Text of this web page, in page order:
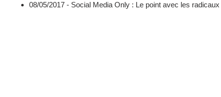
08/05/2017 - Social Media Only : Le point avec les radicaux